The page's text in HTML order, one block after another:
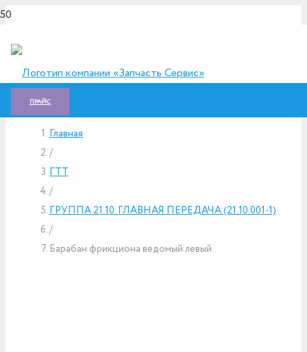
ПРАЙС
Главная
/
ГTT
/
ГРУППА 21.10. ГЛАВНАЯ ПЕРЕДАЧА (21.10.001-1)
/
Барабан фрикциона ведомый левый